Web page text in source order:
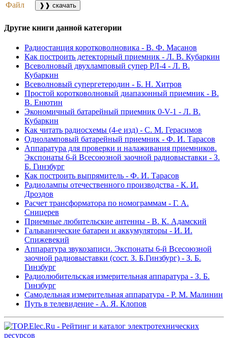
Файл
❱❱ скачать
Другие книги данной категории
Радиостанция коротковолновика - В. Ф. Масанов
Как построить детекторный приемник - Л. В. Кубаркин
Всеволновый двухламповый супер РЛ-4 - Л. В.
Кубаркин
Всеволновый супергетеродин - Б. Н. Xитров
Простой коротковолновый диапазонный приемник - В.
В. Енютин
Экономичный батарейный приемник 0-V-1 - Л. В.
Кубаркин
Как читать радиосхемы (4-е изд) - С. М. Герасимов
Одноламповый батарейный приемник - Ф. И. Тарасов
Аппаратура для проверки и налаживания приемников.
Экспонаты 6-й Всесоюзной заочной радиовыставки - З.
Б. Гинзбург
Как построить выпрямитель - Ф. И. Тарасов
Радиолампы отечественного производства - К. И.
Дроздов
Расчет трансформатора по номограммам - Г. А.
Сницерев
Приемные любительские антенны - В. К. Адамский
Гальванические батареи и аккумуляторы - И. И.
Спижевекий
Аппаратура звукозаписи. Экспонаты 6-й Всесоюзной
заочной радиовыставки (сост. З. Б.Гинзбург) - З. Б.
Гинзбург
Радиолюбительская измерительная аппаратура - З. Б.
Гинзбург
Самодельная измерительная аппаратура - Р. М. Малинин
Путь в телевидение - А. Я. Клопов